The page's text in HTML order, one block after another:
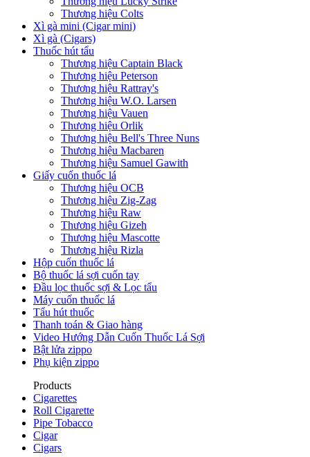
Thương hiệu Colts
Xì gà mini (Cigar mini)
Xì gà (Cigars)
Thuốc hút tẩu
Thương hiệu Captain Black
Thương hiệu Peterson
Thương hiệu Rattray's
Thương hiệu W.O. Larsen
Thương hiệu Vauen
Thương hiệu Orlik
Thương hiệu Bell's Three Nuns
Thương hiệu Macbaren
Thương hiệu Samuel Gawith
Giấy cuốn thuốc lá
Thương hiệu OCB
Thương hiệu Zig-Zag
Thương hiệu Raw
Thương hiệu Gizeh
Thương hiệu Mascotte
Thương hiệu Rizla
Hộp cuốn thuốc lá
Bộ thuốc lá sợi cuốn tay
Đầu lọc thuốc sợi & Lọc tẩu
Máy cuốn thuốc lá
Tẩu hút thuốc
Thanh toán & Giao hàng
Video Hướng Dẫn Cuốn Thuốc Lá Sợi
Bật lửa zippo
Phụ kiện zippo
Products
Cigarettes
Roll Cigarette
Pipe Tobacco
Cigar
Cigars